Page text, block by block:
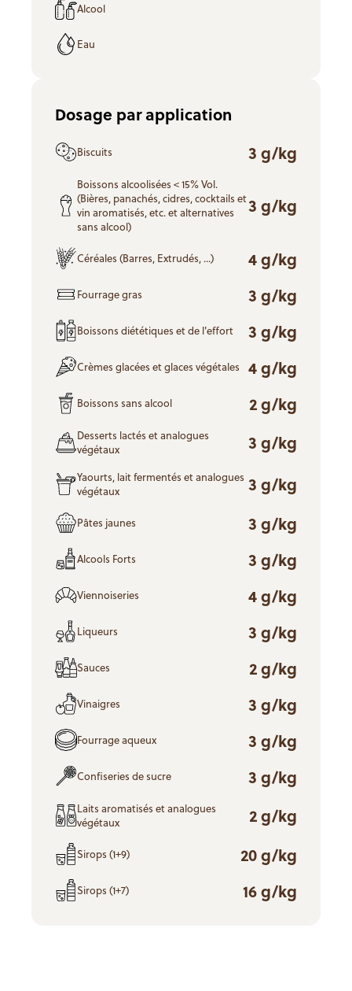
Alcool
Eau
Dosage par application
Biscuits 3 g/kg
Boissons alcoolisées < 15% Vol.
(Bières, panachés, cidres, cocktails et
vin aromatisés, etc. et alternatives
sans alcool)
3 g/kg
Céréales (Barres, Extrudés, ...) 4 g/kg
Fourrage gras 3 g/kg
Boissons diététiques et de l'effort 3 g/kg
Crèmes glacées et glaces végétales 4 g/kg
Boissons sans alcool 2 g/kg
Desserts lactés et analogues
végétaux
3 g/kg
Yaourts, lait fermentés et analogues
végétaux
3 g/kg
Pâtes jaunes 3 g/kg
Alcools Forts 3 g/kg
Viennoiseries 4 g/kg
Liqueurs 3 g/kg
Sauces 2 g/kg
Vinaigres 3 g/kg
Fourrage aqueux 3 g/kg
Confiseries de sucre 3 g/kg
Laits aromatisés et analogues
végétaux
2 g/kg
Sirops (1+9) 20 g/kg
Sirops (1+7) 16 g/kg